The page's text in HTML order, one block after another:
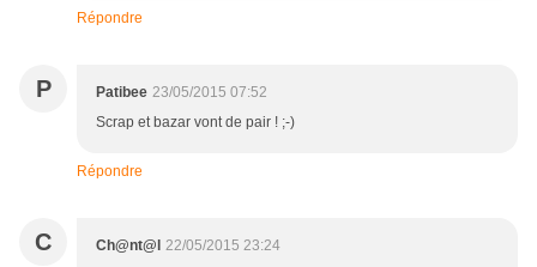
Répondre
P Patibee 23/05/2015 07:52
Scrap et bazar vont de pair ! ;-)
Répondre
C Ch@nt@l 22/05/2015 23:24